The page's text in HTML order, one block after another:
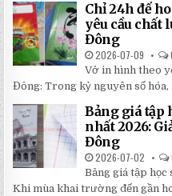
Chỉ 24h để
yêu cầu chất
Đông
2026-07-09
Vở in hình theo
Đông: Trong kỷ nguyên số hóa,
Bảng giá tập
nhất 2026:
Đông
2026-07-02
Bảng giá tập
Khi mùa khai trường đến gần